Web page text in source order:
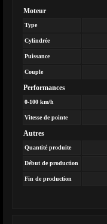
Moteur
Type
Cylindrée
Puissance
Couple
Performances
0-100 km/h
Vitesse de pointe
Autres
Quantité produite
Début de production
Fin de production